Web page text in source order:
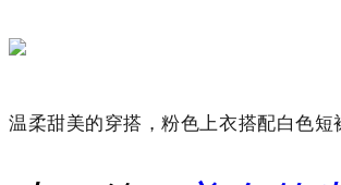
温柔甜美的穿搭，粉色上衣搭配白色